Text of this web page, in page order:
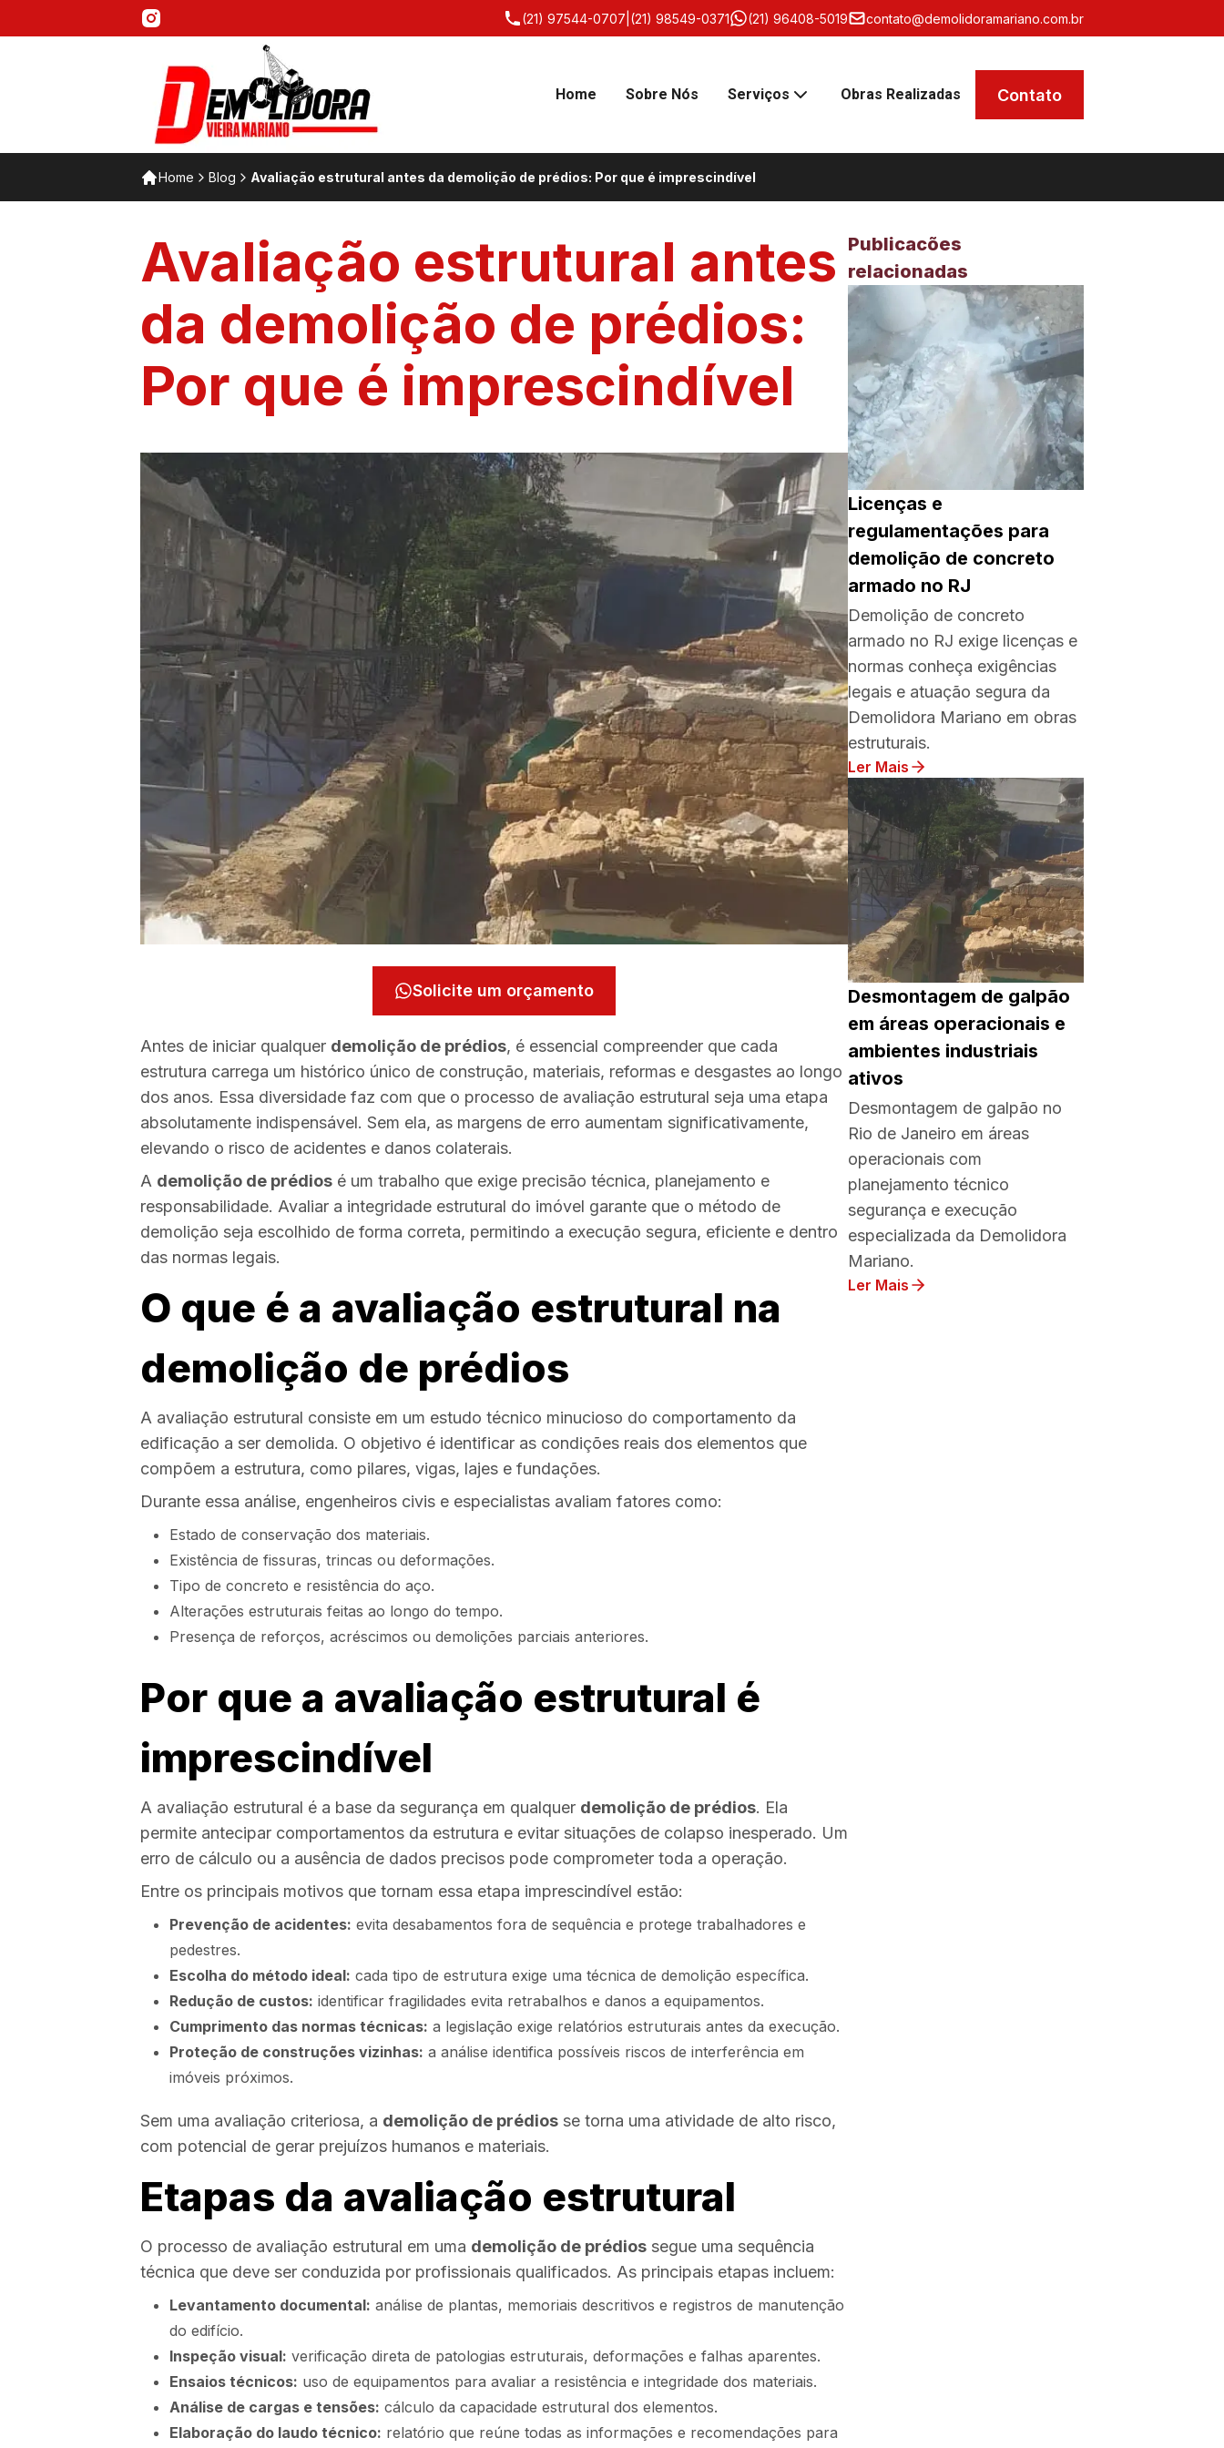
(21) 97544-0707 (21) 98549-0371 (21) 96408-5019 contato@demolidoramariano.com.br
Home Sobre Nós Serviços Obras Realizadas Contato
Home Blog Avaliação estrutural antes da demolição de prédios: Por que é imprescindível
Avaliação estrutural antes
da demolição de prédios:
Por que é imprescindível
Solicite um orçamento
Antes de iniciar qualquer demolição de prédios, é essencial compreender que cada
estrutura carrega um histórico único de construção, materiais, reformas e desgastes ao longo
dos anos. Essa diversidade faz com que o processo de avaliação estrutural seja uma etapa
absolutamente indispensável. Sem ela, as margens de erro aumentam significativamente,
elevando o risco de acidentes e danos colaterais.
A demolição de prédios é um trabalho que exige precisão técnica, planejamento e
responsabilidade. Avaliar a integridade estrutural do imóvel garante que o método de
demolição seja escolhido de forma correta, permitindo a execução segura, eficiente e dentro
das normas legais.
O que é a avaliação estrutural na
demolição de prédios
A avaliação estrutural consiste em um estudo técnico minucioso do comportamento da
edificação a ser demolida. O objetivo é identificar as condições reais dos elementos que
compõem a estrutura, como pilares, vigas, lajes e fundações.
Durante essa análise, engenheiros civis e especialistas avaliam fatores como:
Estado de conservação dos materiais.
Existência de fissuras, trincas ou deformações.
Tipo de concreto e resistência do aço.
Alterações estruturais feitas ao longo do tempo.
Presença de reforços, acréscimos ou demolições parciais anteriores.
Por que a avaliação estrutural é
imprescindível
A avaliação estrutural é a base da segurança em qualquer demolição de prédios. Ela
permite antecipar comportamentos da estrutura e evitar situações de colapso inesperado. Um
erro de cálculo ou a ausência de dados precisos pode comprometer toda a operação.
Entre os principais motivos que tornam essa etapa imprescindível estão:
Prevenção de acidentes: evita desabamentos fora de sequência e protege trabalhadores e
pedestres.
Escolha do método ideal: cada tipo de estrutura exige uma técnica de demolição específica.
Redução de custos: identificar fragilidades evita retrabalhos e danos a equipamentos.
Cumprimento das normas técnicas: a legislação exige relatórios estruturais antes da execução.
Proteção de construções vizinhas: a análise identifica possíveis riscos de interferência em
imóveis próximos.
Sem uma avaliação criteriosa, a demolição de prédios se torna uma atividade de alto risco,
com potencial de gerar prejuízos humanos e materiais.
Etapas da avaliação estrutural
O processo de avaliação estrutural em uma demolição de prédios segue uma sequência
técnica que deve ser conduzida por profissionais qualificados. As principais etapas incluem:
Levantamento documental: análise de plantas, memoriais descritivos e registros de manutenção
do edifício.
Inspeção visual: verificação direta de patologias estruturais, deformações e falhas aparentes.
Ensaios técnicos: uso de equipamentos para avaliar a resistência e integridade dos materiais.
Análise de cargas e tensões: cálculo da capacidade estrutural dos elementos.
Elaboração do laudo técnico: relatório que reúne todas as informações e recomendações para
Publicacões
relacionadas
Licenças e
regulamentações para
demolição de concreto
armado no RJ
Demolição de concreto
armado no RJ exige licenças e
normas conheça exigências
legais e atuação segura da
Demolidora Mariano em obras
estruturais.
Ler Mais
Desmontagem de galpão
em áreas operacionais e
ambientes industriais
ativos
Desmontagem de galpão no
Rio de Janeiro em áreas
operacionais com
planejamento técnico
segurança e execução
especializada da Demolidora
Mariano.
Ler Mais